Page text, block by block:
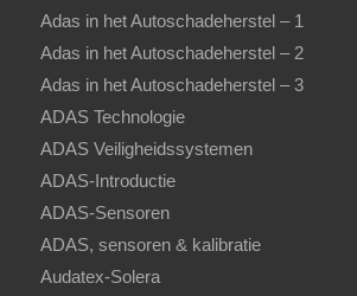
Adas in het Autoschadeherstel – 1
Adas in het Autoschadeherstel – 2
Adas in het Autoschadeherstel – 3
ADAS Technologie
ADAS Veiligheidssystemen
ADAS-Introductie
ADAS-Sensoren
ADAS, sensoren & kalibratie
Audatex-Solera